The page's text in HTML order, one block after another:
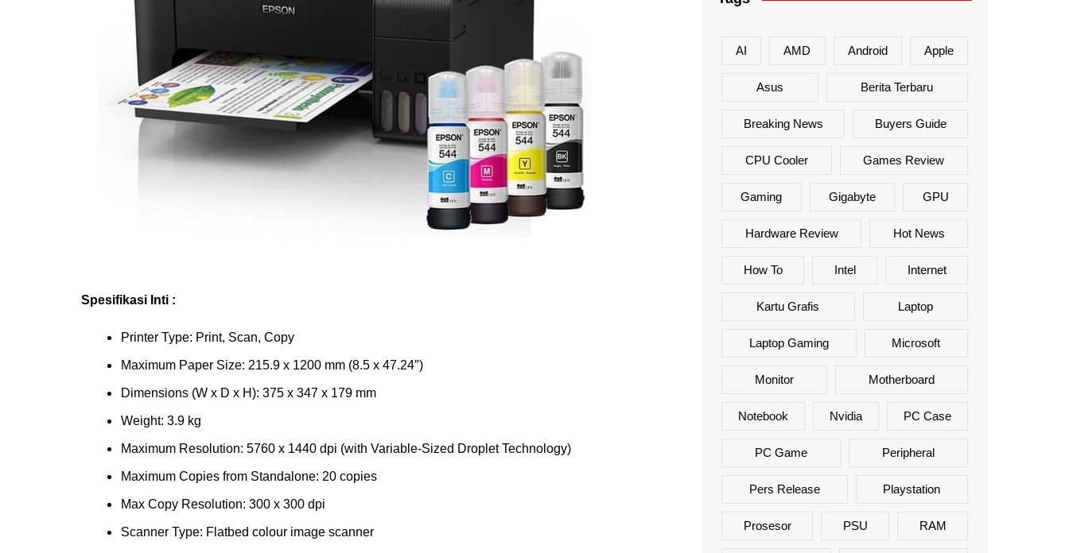
Spesifikasi Inti :
Printer Type: Print, Scan, Copy
Maximum Paper Size: 215.9 x 1200 mm (8.5 x 47.24″)
Dimensions (W x D x H): 375 x 347 x 179 mm
Weight: 3.9 kg
Maximum Resolution: 5760 x 1440 dpi (with Variable-Sized Droplet Technology)
Maximum Copies from Standalone: 20 copies
Max Copy Resolution: 300 x 300 dpi
Scanner Type: Flatbed colour image scanner
AI AMD Android Apple
Asus Berita Terbaru
Breaking News Buyers Guide
CPU Cooler Games Review
Gaming Gigabyte GPU
Hardware Review Hot News
How To Intel Internet
Kartu Grafis Laptop
Laptop Gaming Microsoft
Monitor Motherboard
Notebook Nvidia PC Case
PC Game Peripheral
Pers Release Playstation
Prosesor PSU RAM